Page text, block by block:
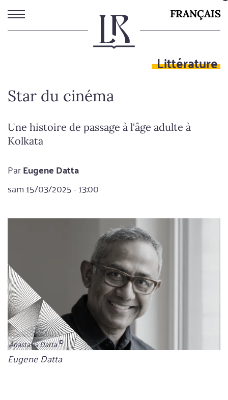
Aller
au
contenu
FRANÇAIS
Littérature
Star du cinéma
Une histoire de passage à l'âge adulte à
Kolkata
ParEugene Datta
sam 15/03/2025 - 13:00
Anastasia Datta
Bildunterschrift
Eugene Datta